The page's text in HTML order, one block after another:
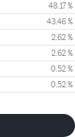
48.17 %
43.46 %
2.62 %
2.62 %
0.52 %
0.52 %